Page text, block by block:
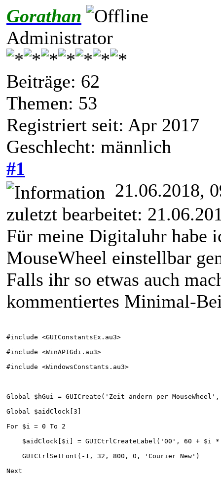
Gorathan
Administrator
Beiträge: 62
Themen: 53
Registriert seit: Apr 2017
Geschlecht: männlich
#1
21.06.2018,
zuletzt bearbeitet:
Für meine Digitaluhr habe
MouseWheel einstellbar
Falls ihr so etwas auch
kommentiertes Minimal-
#include <GUIConstantsEx.au3>
#include <WinAPIGdi.au3>
#include <WindowsConstants.au3>
Global $hGui = GUICreate('Zeit ändern per
Global $aidClock[3]
For $i = 0 To 2
$aidClock[$i] = GUICtrlCreateLabel('00', 60 + $i *
GUICtrlSetFont(-1, 32, 800, 0, 'Courier New')
Next